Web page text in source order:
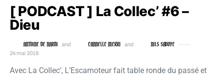
[ PODCAST ] La Collec’ #6 –
Dieu
ANTOINE DE NARDI and CANNELLE MEKKI and NILS SAVOYE
24 mai 2019
Avec La Collec’, L’Escamoteur fait table ronde du passé et